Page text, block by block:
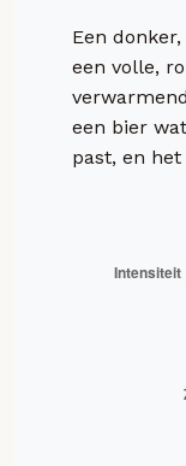
Een
een volle,
een bier
past, en het